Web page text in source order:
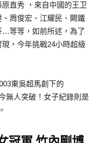
直秀 ，來自中國的王卫
周俊宏、江耀民、闕鐵
…等等，如前所述，為了
，今年挑戰24小時超級
東吳超馬創下的
無人突破！女子紀錄則是